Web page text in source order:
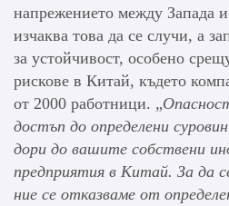
напрежението между Запада
изчаква това да се случи, а
за устойчивост, особено
рискове в Китай, където
от 2000 работници. „
достъп до определени
дори до вашите собствени
предприятия в Китай. За да
ние се отказваме от